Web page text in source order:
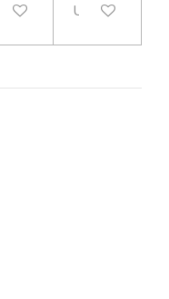
Uitgeschakeld